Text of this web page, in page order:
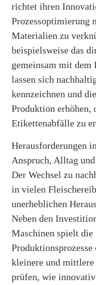
richtet ihren
Prozessoptimierung
Materialien zu
beispielsweise das
gemeinsam mit
lassen sich
kennzeichnen und
Produktion erhöhen,
Etikettenabfälle zu
Herausforderungen
Anspruch, Alltag
Der Wechsel zu
in vielen
unerheblichen
Neben den
Maschinen spielt die
kleinere und mittlere
prüfen, wie